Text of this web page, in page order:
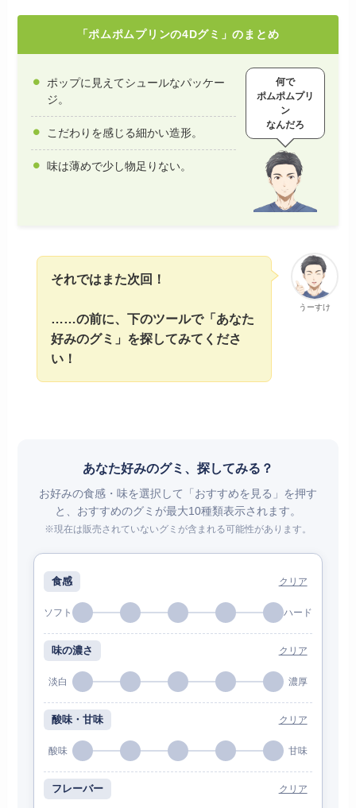
「ポムポムプリンの4Dグミ」のまとめ
ポップに見えてシュールなパッケー
ジ。
こだわりを感じる細かい造形。
味は薄めで少し物足りない。
何で
ポムポムプリ
ン
なんだろ
うーすけ
それではまた次回！
……の前に、下のツールで「あなた
好みのグミ」を探してみてくださ
い！
あなた好みのグミ、探してみる？
お好みの食感・味を選択して「おすすめを見る」を押す
と、おすすめのグミが最大10種類表示されます。
※現在は販売されていないグミが含まれる可能性があります。
食感 クリア
ソフト ハード
味の濃さ クリア
淡白 濃厚
酸味・甘味 クリア
酸味 甘味
フレーバー クリア